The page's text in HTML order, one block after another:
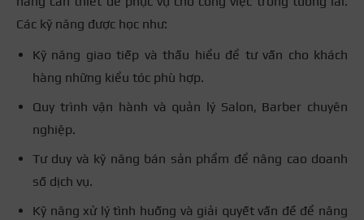
Các kỹ năng được học như:
Kỹ năng giao tiếp và thấu hiểu để tư vấn cho khách
hàng những kiểu tóc phù hợp.
Quy trình vận hành và quản lý Salon, Barber chuyên
nghiệp.
Tư duy và kỹ năng bán sản phẩm để nâng cao doanh
số dịch vụ.
Kỹ năng xử lý tình huống và giải quyết vấn đề để nâng